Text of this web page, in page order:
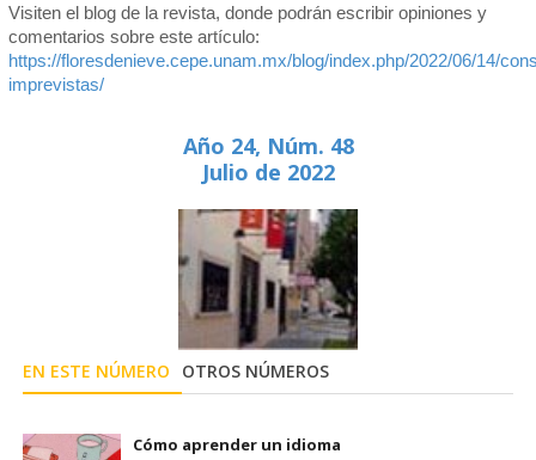
Visiten el blog de la revista, donde podrán escribir opiniones y
comentarios sobre este artículo:
https://floresdenieve.cepe.unam.mx/blog/index.php/2022/06/14/
imprevistas/
Año 24, Núm. 48
Julio de 2022
EN ESTE NÚMERO OTROS NÚMEROS
Cómo aprender un idioma